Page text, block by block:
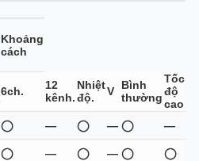
Khoảng
cách
6ch.
12
kênh.
Nhiệt
độ.
V
Bình
thường
Tốc
độ
cao
◯ — ◯ — ◯
—
◯ — ◯ — ◯
◯